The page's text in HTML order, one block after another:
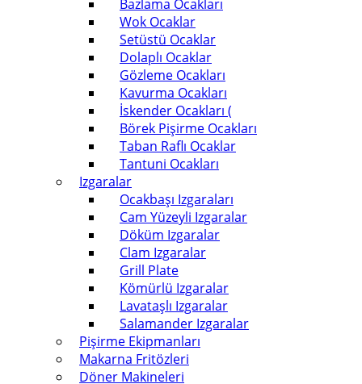
Bazlama Ocakları
Wok Ocaklar
Setüstü Ocaklar
Dolaplı Ocaklar
Gözleme Ocakları
Kavurma Ocakları
İskender Ocakları (
Börek Pişirme Ocakları
Taban Raflı Ocaklar
Tantuni Ocakları
Izgaralar
Ocakbaşı Izgaraları
Cam Yüzeyli Izgaralar
Döküm Izgaralar
Clam Izgaralar
Grill Plate
Kömürlü Izgaralar
Lavataşlı Izgaralar
Salamander Izgaralar
Pişirme Ekipmanları
Makarna Fritözleri
Döner Makineleri